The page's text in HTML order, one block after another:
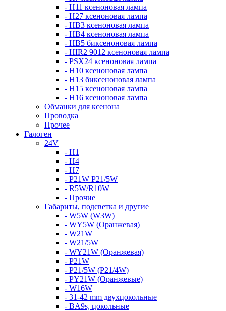
- H11 ксеноновая лампа
- H27 ксеноновая лампа
- HB3 ксеноновая лампа
- HB4 ксеноновая лампа
- HB5 биксеноновая лампа
- HIR2 9012 ксеноновая лампа
- PSX24 ксеноновая лампа
- H10 ксеноновая лампа
- H13 биксеноновая лампа
- H15 ксеноновая лампа
- H16 ксеноновая лампа
Обманки для ксенона
Проводка
Прочее
Галоген
24V
- H1
- H4
- H7
- P21W P21/5W
- R5W/R10W
- Прочие
Габариты, подсветка и другие
- W5W (W3W)
- WY5W (Оранжевая)
- W21W
- W21/5W
- WY21W (Оранжевая)
- P21W
- P21/5W (P21/4W)
- PY21W (Оранжевые)
- W16W
- 31-42 mm двухцокольные
- BA9s, цокольные